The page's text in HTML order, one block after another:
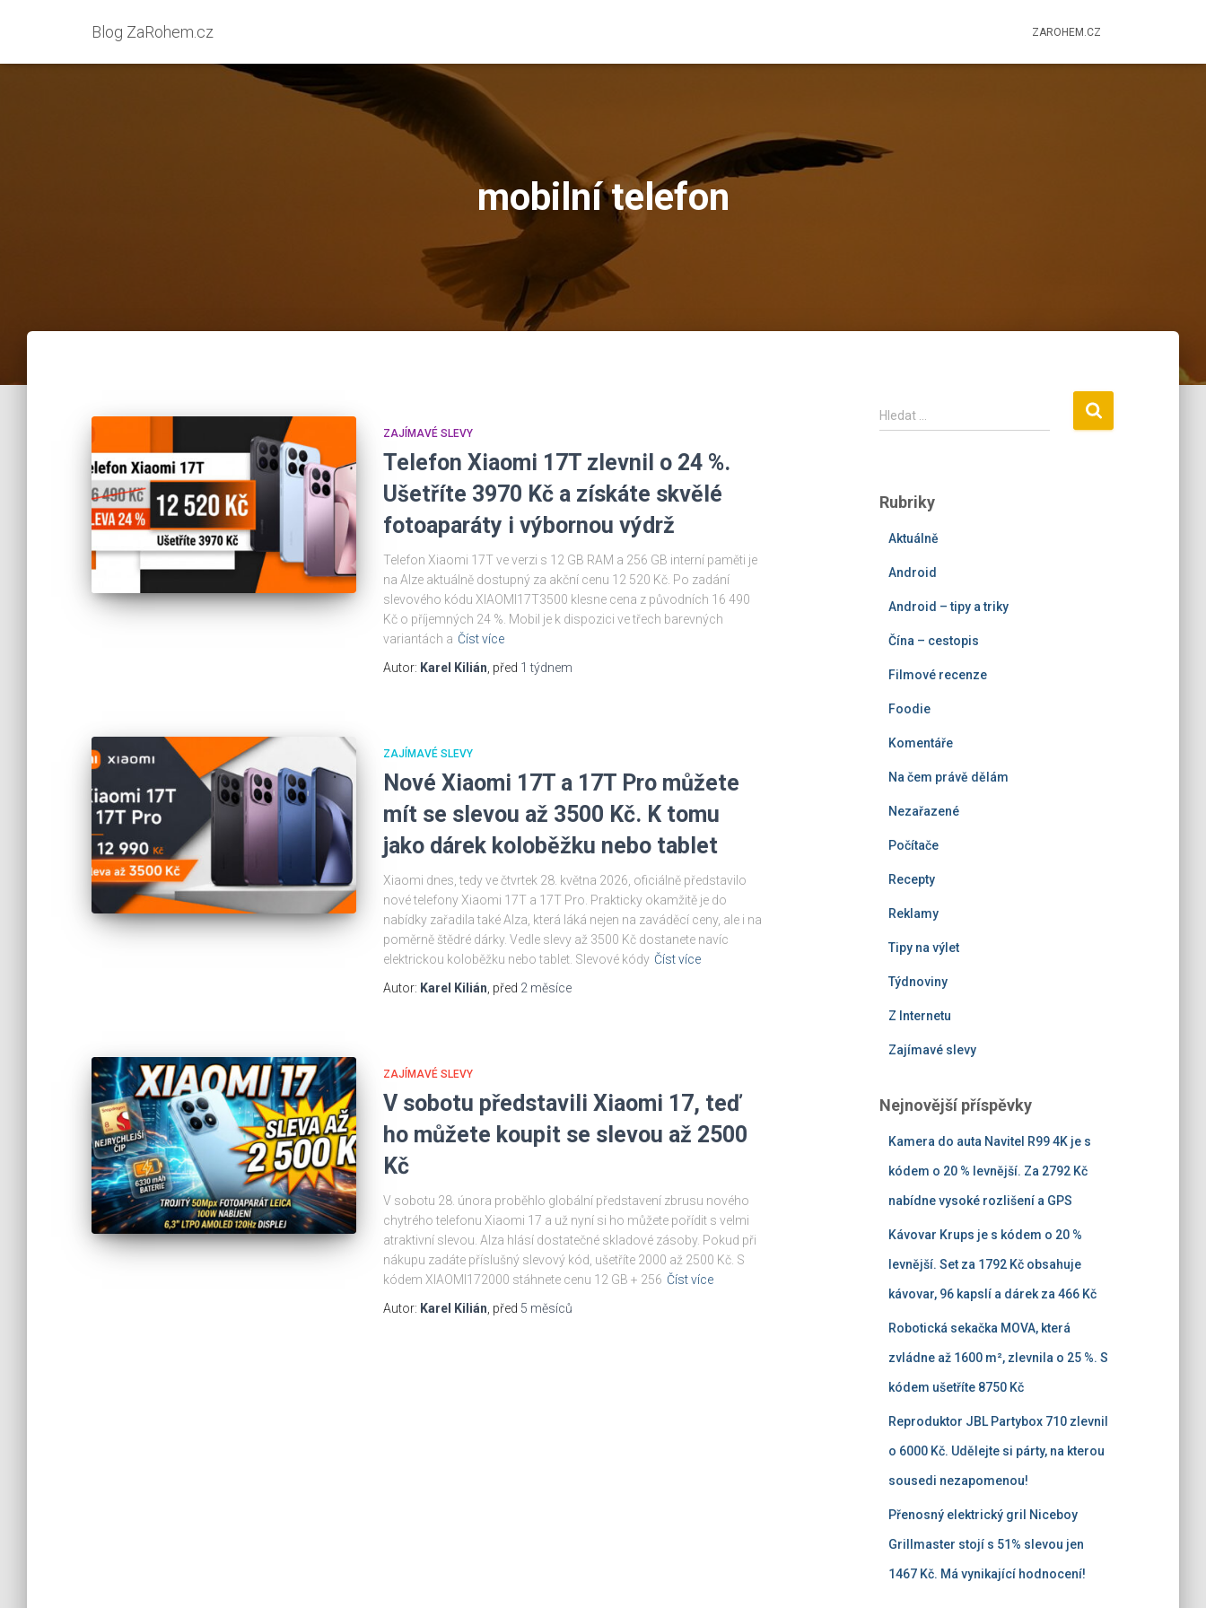
Blog ZaRohem.cz ZAROHEM.CZ
mobilní telefon
ZAJÍMAVÉ SLEVY
Telefon Xiaomi 17T zlevnil o 24 %.
Ušetříte 3970 Kč a získáte skvělé
fotoaparáty i výbornou výdrž
Telefon Xiaomi 17T ve verzi s 12 GB RAM a 256 GB interní paměti je
na Alze aktuálně dostupný za akční cenu 12 520 Kč. Po zadání
slevového kódu XIAOMI17T3500 klesne cena z původních 16 490
Kč o příjemných 24 %. Mobil je k dispozici ve třech barevných
variantách a Číst více
Autor: Karel Kilián , před 1 týdnem
ZAJÍMAVÉ SLEVY
Nové Xiaomi 17T a 17T Pro můžete
mít se slevou až 3500 Kč. K tomu
jako dárek koloběžku nebo tablet
Xiaomi dnes, tedy ve čtvrtek 28. května 2026, oficiálně představilo
nové telefony Xiaomi 17T a 17T Pro. Prakticky okamžitě je do
nabídky zařadila také Alza, která láká nejen na zaváděcí ceny, ale i na
poměrně štědré dárky. Vedle slevy až 3500 Kč dostanete navíc
elektrickou koloběžku nebo tablet. Slevové kódy Číst více
Autor: Karel Kilián , před 2 měsíce
ZAJÍMAVÉ SLEVY
V sobotu představili Xiaomi 17, teď
ho můžete koupit se slevou až 2500
Kč
V sobotu 28. února proběhlo globální představení zbrusu nového
chytrého telefonu Xiaomi 17 a už nyní si ho můžete pořídit s velmi
atraktivní slevou. Alza hlásí dostatečné skladové zásoby. Pokud při
nákupu zadáte příslušný slevový kód, ušetříte 2000 až 2500 Kč. S
kódem XIAOMI172000 stáhnete cenu 12 GB + 256 Číst více
Autor: Karel Kilián , před 5 měsíců
V
y
d
Hledat …
Rubriky
Aktuálně
Android
Android – tipy a triky
Čína – cestopis
Filmové recenze
Foodie
Komentáře
Na čem právě dělám
Nezařazené
Počítače
Recepty
Reklamy
Tipy na výlet
Týdnoviny
Z Internetu
Zajímavé slevy
Nejnovější příspěvky
Kamera do auta Navitel R99 4K je s
kódem o 20 % levnější. Za 2792 Kč
nabídne vysoké rozlišení a GPS
Kávovar Krups je s kódem o 20 %
levnější. Set za 1792 Kč obsahuje
kávovar, 96 kapslí a dárek za 466 Kč
Robotická sekačka MOVA, která
zvládne až 1600 m², zlevnila o 25 %. S
kódem ušetříte 8750 Kč
Reproduktor JBL Partybox 710 zlevnil
o 6000 Kč. Udělejte si párty, na kterou
sousedi nezapomenou!
Přenosný elektrický gril Niceboy
Grillmaster stojí s 51% slevou jen
1467 Kč. Má vynikající hodnocení!